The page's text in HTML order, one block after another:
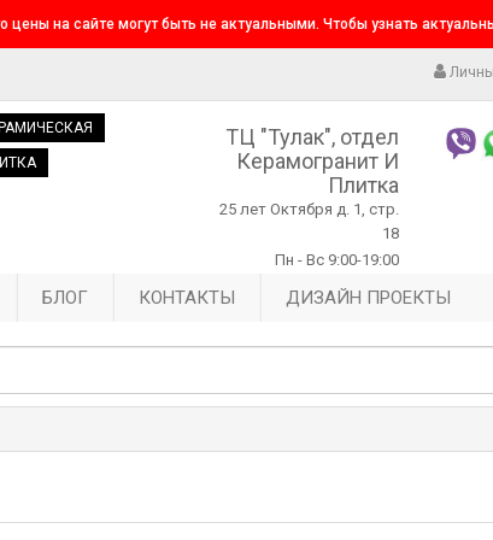
на сайте могут быть не актуальными. Чтобы узнать
ТЦ "Тулак", отдел
Керамогранит И
Плитка
25 лет Октября д. 1, стр.
18
Пн - Вс 9:00-19:00
БЛОГ КОНТАКТЫ ДИЗАЙН ПРОЕКТЫ